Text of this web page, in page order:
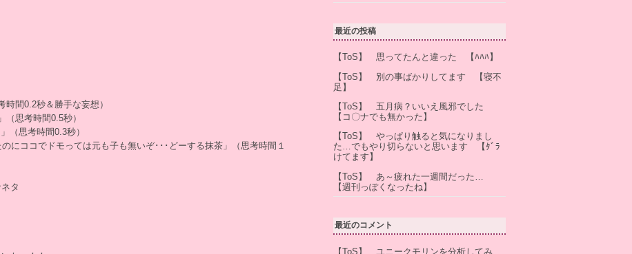
時間0.2秒＆勝手な妄想）
（思考時間0.5秒）
（思考時間0.3秒）
にココでドモっては元も子も無いぞ･･･どーする抹茶」（思考時間１
タ
最近の投稿
【ToS】 思ってたんと違った 【ﾊﾊﾊ】
【ToS】 別の事ばかりしてます 【寝不
足】
【ToS】 五月病？いいえ風邪でした
【コ〇ナでも無かった】
【ToS】 やっぱり触ると気になりまし
た…でもやり切らないと思います 【ﾀﾞﾗ
けてます】
【ToS】 あ～疲れた一週間だった…
【週刊っぽくなったね】
最近のコメント
【ToS】 ユニークモリンを分析してみ